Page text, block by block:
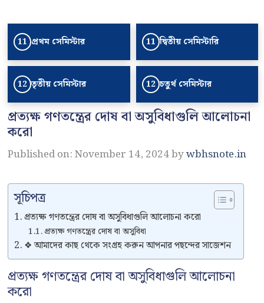
11 প্রথম সেমিস্টার 11 দ্বিতীয় সেমিস্টারি
12 তৃতীয় সেমিস্টার 12 চতুর্থ সেমিস্টার
প্রত্যক্ষ গণতন্ত্রের দোষ বা অসুবিধাগুলি আলোচনা
করো
Published on: November 14, 2024bywbhsnote.in
সূচিপত্র
প্রত্যক্ষ গণতন্ত্রের দোষ বা অসুবিধাগুলি আলোচনা করো
প্রত্যক্ষ গণতন্ত্রের দোষ বা অসুবিধা
❖ আমাদের কাছ থেকে সংগ্রহ করুন আপনার পছন্দের সাজেশন
প্রত্যক্ষ গণতন্ত্রের দোষ বা অসুবিধাগুলি আলোচনা
করো